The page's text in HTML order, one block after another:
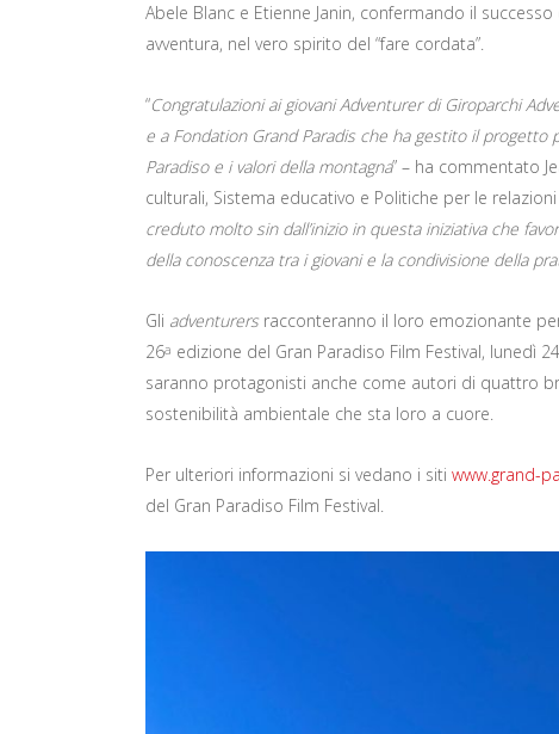
Abele Blanc e Etienne Janin, confermando il
avventura, nel vero spirito del “fare cordata”.
“Congratulazioni ai giovani Adventurer di Giroparchi
e a Fondation Grand Paradis che ha gestito il
Paradiso e i valori della montagna” – ha commentato
culturali, Sistema educativo e Politiche per le
creduto molto sin dall’inizio in questa iniziativa che
della conoscenza tra i giovani e la condivisione della
Gli adventurers racconteranno il loro emozionante
26a edizione del Gran Paradiso Film Festival, lunedì
saranno protagonisti anche come autori di quattro
sostenibilità ambientale che sta loro a cuore.
Per ulteriori informazioni si vedano i siti www.grand-
del Gran Paradiso Film Festival.